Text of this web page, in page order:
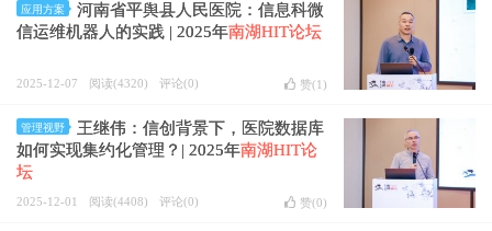
应用方案
河南省平舆县人民医院：信息科微
信运维机器人的实践 | 2025年南湖HIT论坛
2025-12-07 阅读(4320) 评论(0) 赞(1 )
管理视野
王继伟：信创背景下，医院数据库
如何实现集约化管理？| 2025年南湖HIT论
坛
2025-12-01 阅读(4408) 评论(0) 赞(0)